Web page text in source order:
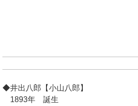
◆井出八郎【小山八郎】
1893年 誕生